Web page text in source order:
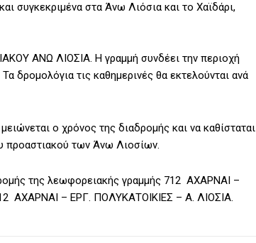
συγκεκριμένα στα Άνω Λιόσια και το Χαϊδάρι,
ΑΝΩ ΛΙΟΣΙΑ. Η γραμμή συνδέει την περιοχή
τις καθημερινές θα εκτελούνται ανά
ο χρόνος της διαδρομής και να καθίσταται
προαστιακού των Άνω Λιοσίων.
της λεωφορειακής γραμμής 712 ΑΧΑΡΝΑΙ –
ΑΧΑΡΝΑΙ – ΕΡΓ. ΠΟΛΥΚΑΤΟΙΚΙΕΣ – Α. ΛΙΟΣΙΑ.